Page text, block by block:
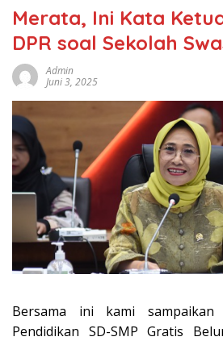
Merata, Ini Kata
DPR soal Sekolah
Admin
Juni 3, 2025
Bersama ini kami
Pendidikan SD-SMP Gratis